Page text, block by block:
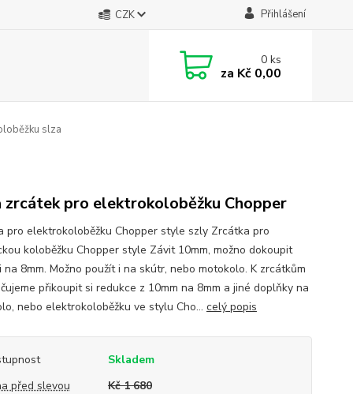
CZK Přihlášení
0ks
za Kč 0,00
slza
zrcátek pro elektrokoloběžku Chopper
pro elektrokoloběžku Chopper style szly Zrcátka pro
koloběžku Chopper style Závit 10mm, možno dokoupit
na 8mm. Možno použít i na skútr, nebo motokolo. K zrcátkům
přikoupit si redukce z 10mm na 8mm a jiné doplňky na
nebo elektrokoloběžku ve stylu Cho... celý popis
Skladem
před slevou
Kč 1 680